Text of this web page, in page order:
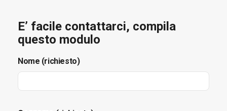
E’ facile contattarci, compila
questo modulo
Nome (richiesto)